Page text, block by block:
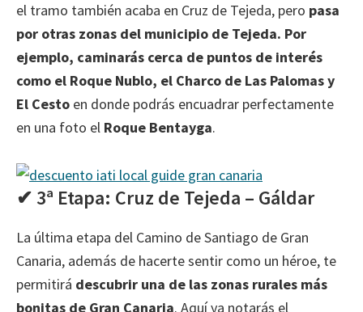
el tramo también acaba en Cruz de Tejeda, pero pasa
por otras zonas del municipio de Tejeda. Por
ejemplo, caminarás cerca de puntos de interés
como el Roque Nublo, el Charco de Las Palomas y
El Cesto en donde podrás encuadrar perfectamente
en una foto el Roque Bentayga.
✔ 3ª Etapa: Cruz de Tejeda – Gáldar
La última etapa del Camino de Santiago de Gran
Canaria, además de hacerte sentir como un héroe, te
permitirá descubrir una de las zonas rurales más
bonitas de Gran Canaria. Aquí ya notarás el